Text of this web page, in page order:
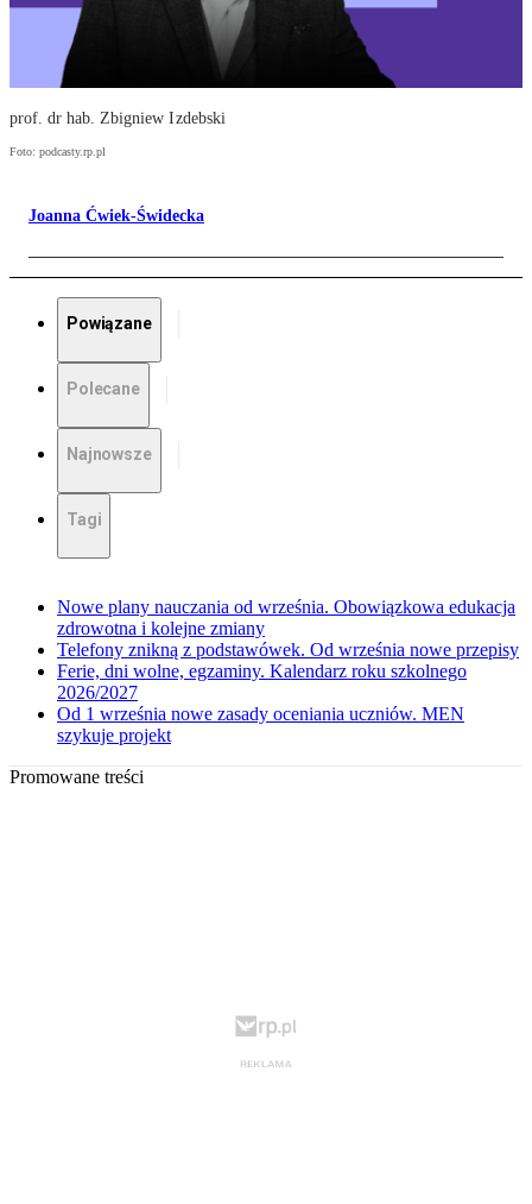
prof. dr hab. Zbigniew Izdebski
Foto: podcasty.rp.pl
Joanna Ćwiek-Świdecka
Powiązane
Polecane
Najnowsze
Tagi
Nowe plany nauczania od września. Obowiązkowa edukacja
zdrowotna i kolejne zmiany
Telefony znikną z podstawówek. Od września nowe przepisy
Ferie, dni wolne, egzaminy. Kalendarz roku szkolnego
2026/2027
Od 1 września nowe zasady oceniania uczniów. MEN
szykuje projekt
Promowane treści